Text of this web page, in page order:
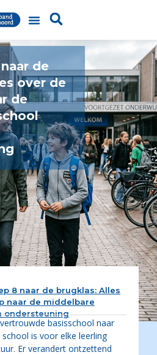
de
over de
de
8 naar de brugklas: Alles
naar de middelbare
ondersteuning
basisschool naar
is voor elke leerling
Er verandert ontzettend